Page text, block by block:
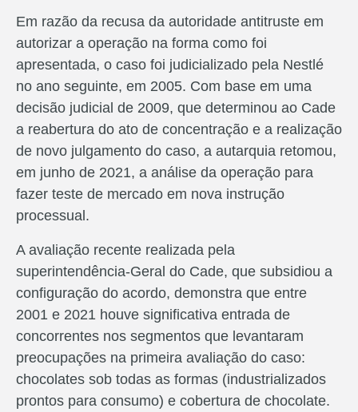
Em razão da recusa da autoridade antitruste em
autorizar a operação na forma como foi
apresentada, o caso foi judicializado pela Nestlé
no ano seguinte, em 2005. Com base em uma
decisão judicial de 2009, que determinou ao Cade
a reabertura do ato de concentração e a realização
de novo julgamento do caso, a autarquia retomou,
em junho de 2021, a análise da operação para
fazer teste de mercado em nova instrução
processual.
A avaliação recente realizada pela
superintendência-Geral do Cade, que subsidiou a
configuração do acordo, demonstra que entre
2001 e 2021 houve significativa entrada de
concorrentes nos segmentos que levantaram
preocupações na primeira avaliação do caso:
chocolates sob todas as formas (industrializados
prontos para consumo) e cobertura de chocolate.